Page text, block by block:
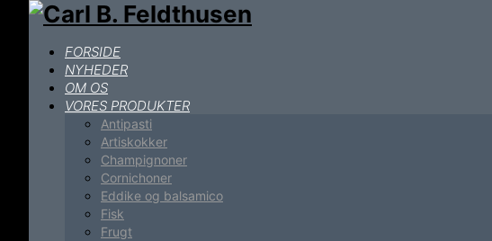
FORSIDE
NYHEDER
OM OS
VORES PRODUKTER
Antipasti
Artiskokker
Champignoner
Cornichoner
Eddike og balsamico
Fisk
Frugt